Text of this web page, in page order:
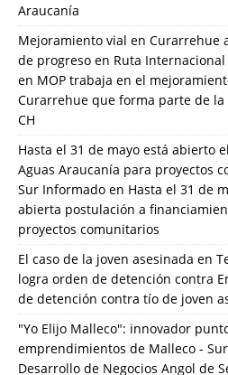
Araucanía
Mejoramiento vial en Curarrehue
de progreso en Ruta
en MOP trabaja en el
Curarrehue que forma parte de
CH
Hasta el 31 de mayo está abierto
Aguas Araucanía para proyectos
Sur Informado en Hasta el 31 de
abierta postulación a
proyectos comunitarios
El caso de la joven asesinada en
logra orden de detención contra
de detención contra tío de joven
"Yo Elijo Malleco": innovador
emprendimientos de Malleco -
Desarrollo de Negocios Angol de